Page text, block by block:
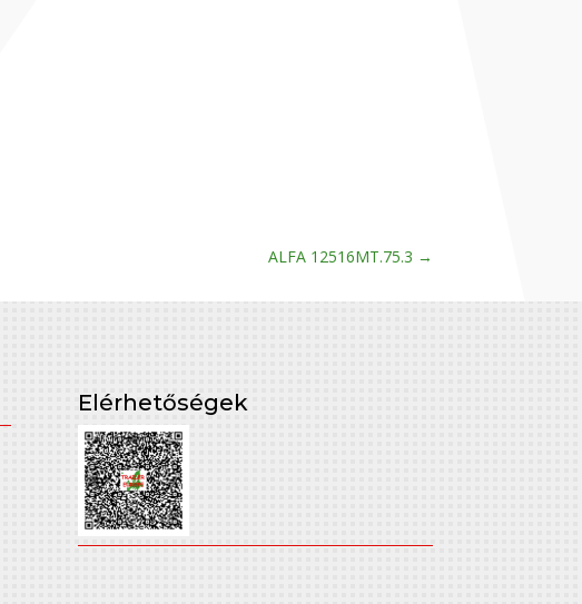
ALFA 12516MT.75.3 →
Elérhetőségek